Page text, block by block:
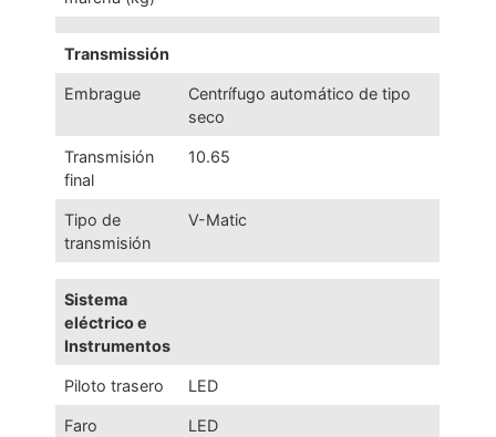
Transmissión
Embrague
Centrífugo automático de tipo
seco
Transmisión
final
10.65
Tipo de
transmisión
V-Matic
Sistema
eléctrico e
Instrumentos
Piloto trasero LED
Faro
LED